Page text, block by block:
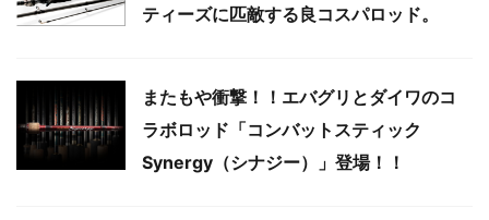
ティーズに匹敵する良コスパロッド。
またもや衝撃！！エバグリとダイワのコ
ラボロッド「コンバットスティック
Synergy（シナジー）」登場！！